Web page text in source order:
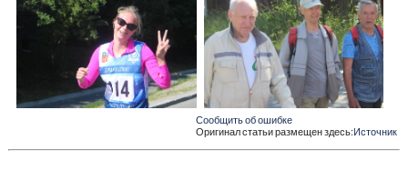
Сообщить об ошибке
Оригинал статьи размещен здесь:Источник